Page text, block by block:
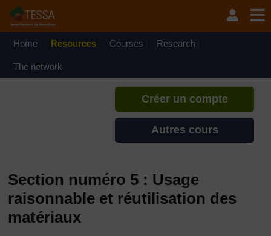
Home Resources Courses Research
The network
Si vous créez un compte, vous
pouvez établir un profil
Créer un compte
Autres cours
Section numéro 5 : Usage
raisonnable et réutilisation des
matériaux